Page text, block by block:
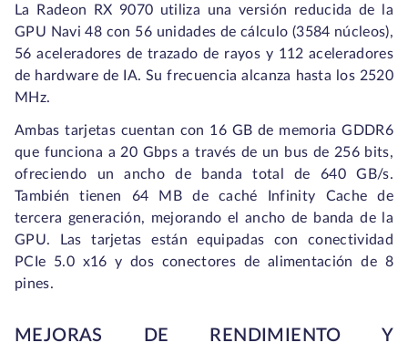
La Radeon RX 9070 utiliza una versión reducida de la
GPU Navi 48 con 56 unidades de cálculo (3584 núcleos),
56 aceleradores de trazado de rayos y 112 aceleradores
de hardware de IA. Su frecuencia alcanza hasta los 2520
MHz.
Ambas tarjetas cuentan con 16 GB de memoria GDDR6
que funciona a 20 Gbps a través de un bus de 256 bits,
ofreciendo un ancho de banda total de 640 GB/s.
También tienen 64 MB de caché Infinity Cache de
tercera generación, mejorando el ancho de banda de la
GPU. Las tarjetas están equipadas con conectividad
PCIe 5.0 x16 y dos conectores de alimentación de 8
pines.
MEJORAS DE RENDIMIENTO Y